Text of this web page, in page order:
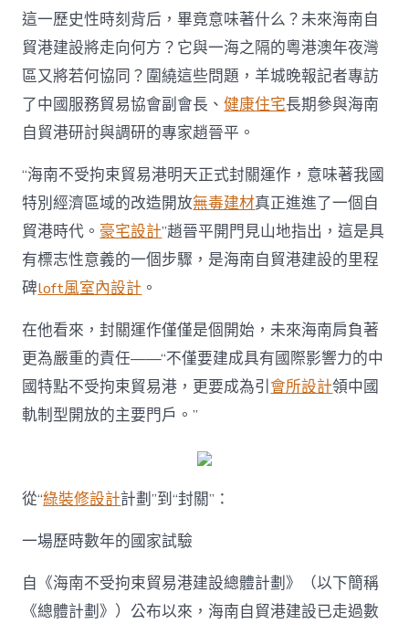
易
協
會
副
JIUYI
俱
修
設
計
會
長
趙
晉
國
開
放
進
這一歷史性時刻背后，畢竟意味著什么？未來海南自
貿港建設將走向何方？它與一海之隔的粵港澳年夜灣
區又將若何協同？圍繞這些問題，羊城晚報記者專訪
了中國服務貿易協會副會長、健康住宅長期參與海南
自貿港研討與調研的專家趙晉平。
“海南不受拘束貿易港明天正式封關運作，意味著我國
特別經濟區域的改造開放無毒建材真正進進了一個自
貿港時代。 豪宅設計”趙晉平開門見山地指出，這是具
有標志性意義的一個步驟，是海南自貿港建設的里程
碑loft風室內設計 。
在他看來，封關運作僅僅是個開始，未來海南肩負著
更為嚴重的責任——“不僅要建成具有國際影響力的中
國特點不受拘束貿易港，更要成為引會所設計領中國
軌制型開放的主要門戶。”
從“綠裝修設計計劃”到“封關”：
一場歷時數年的國家試驗
自《海南不受拘束貿易港建設總體計劃》（以下簡稱
《總體計劃》）公布以來，海南自貿港建設已走過數